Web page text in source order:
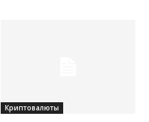
Криптовалюты